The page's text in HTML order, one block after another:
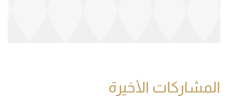
المشاركات الأخيرة